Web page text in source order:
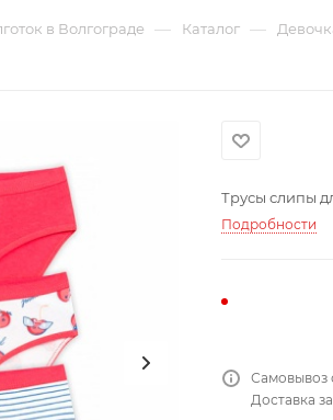
в Волгограде — Каталог —
Трусы слипы
Подробности
Самовывоз
Доставка